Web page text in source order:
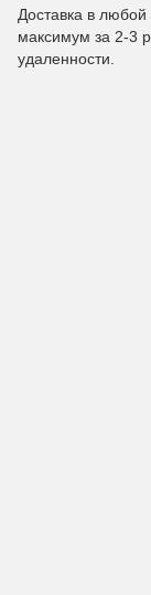
Доставка в
максимум за 2-3
удаленности.